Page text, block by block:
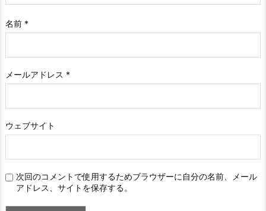
名前 *
メールアドレス *
ウェブサイト
次回のコメントで使用するためブラウザーに自分の名前、メール
アドレス、サイトを保存する。